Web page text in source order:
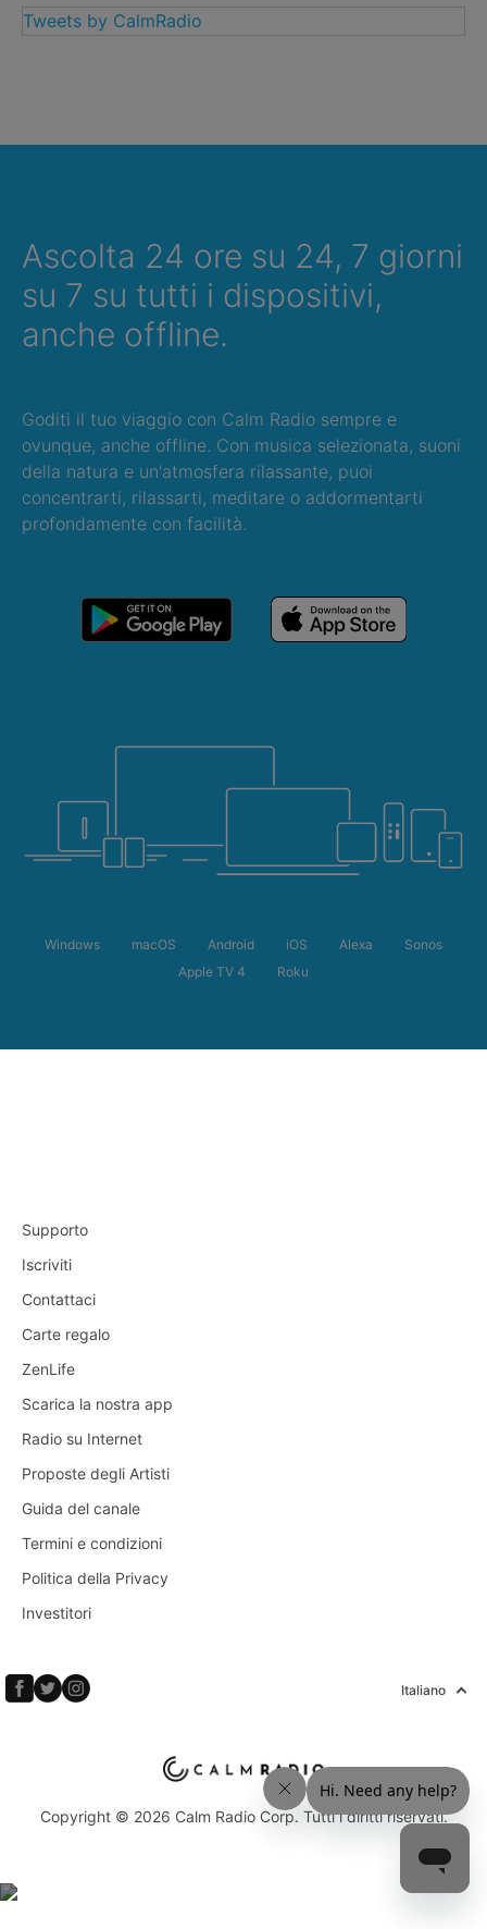
Tweets by CalmRadio
Ascolta 24 ore su 24, 7 giorni
su 7 su tutti i dispositivi,
anche offline.
Goditi il tuo viaggio con Calm Radio sempre e
ovunque, anche offline. Con musica selezionata, suoni
della natura e un'atmosfera rilassante, puoi
concentrarti, rilassarti, meditare o addormentarti
profondamente con facilità.
Windows macOS Android iOS Alexa
Sonos
Apple TV 4
Roku
Supporto
Iscriviti
Contattaci
Carte regalo
ZenLife
Scarica la nostra app
Radio su Internet
Proposte degli Artisti
Guida del canale
Termini e condizioni
Politica della Privacy
Investitori
Italiano
Copyright © 2026 Calm Radio Corp. Tutti i diritti riservati.